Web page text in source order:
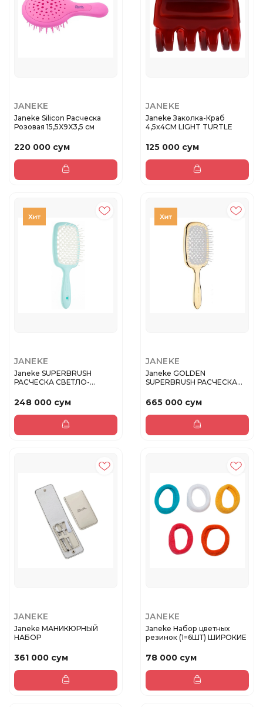
JANEKE
Janeke Silicon Расческа
Розовая 15,5X9X3,5 см
220 000 сум
JANEKE
Janeke Заколка-Краб
4,5x4СМ LIGHT TURTLE
125 000 сум
JANEKE
Janeke SUPERBRUSH
РАСЧЕСКА СВЕТЛО-
248 000 сум
JANEKE
Janeke GOLDEN
SUPERBRUSH РАСЧЕСКА
665 000 сум
JANEKE
Janeke МАНИКЮРНЫЙ
НАБОР
361 000 сум
JANEKE
Janeke Набор цветных
резинок (1=6ШТ) ШИРОКИЕ
78 000 сум